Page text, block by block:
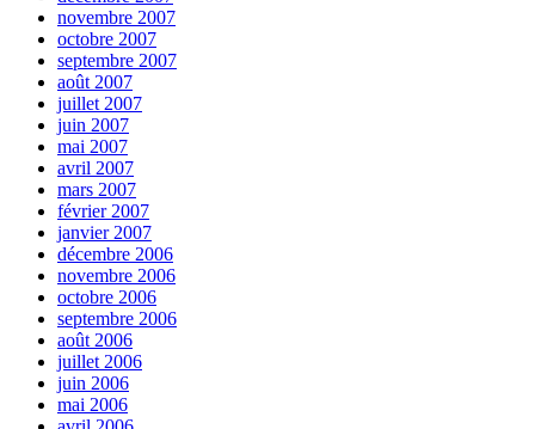
novembre 2007
octobre 2007
septembre 2007
août 2007
juillet 2007
juin 2007
mai 2007
avril 2007
mars 2007
février 2007
janvier 2007
décembre 2006
novembre 2006
octobre 2006
septembre 2006
août 2006
juillet 2006
juin 2006
mai 2006